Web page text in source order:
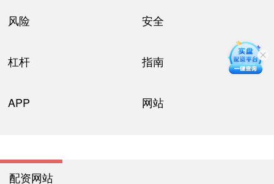
风险 安全
杠杆 指南
APP 网站
配资网站